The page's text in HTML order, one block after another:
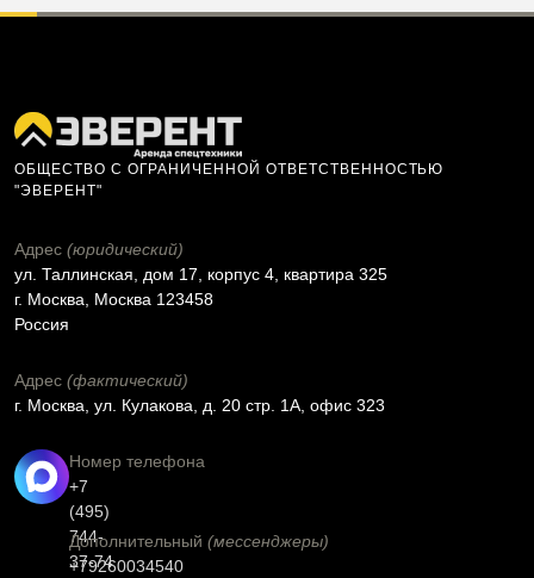
ОБЩЕСТВО С ОГРАНИЧЕННОЙ ОТВЕТСТВЕННОСТЬЮ
"ЭВЕРЕНТ"
Адрес (юридический)
ул. Таллинская, дом 17, корпус 4, квартира 325
г. Москва, Москва 123458
Россия
Адрес (фактический)
г. Москва, ул. Кулакова, д. 20 стр. 1А, офис 323
Номер телефона
+7
(495)
744-
37-74
Дополнительный (мессенджеры)
+79260034540